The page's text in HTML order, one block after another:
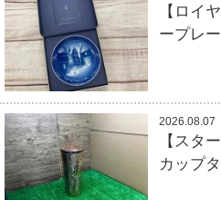
【ロイ
ープレ
2026.08.07
【スタ
カップ